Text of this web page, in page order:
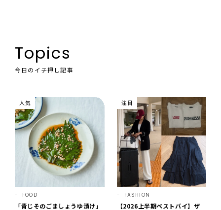
Topics
今日のイチ押し記事
人気
FOOD
「青じそのごましょうゆ漬け」
注目
FASHION
【2026上半期ベストバイ】ザ